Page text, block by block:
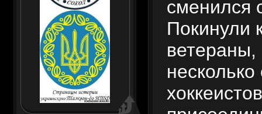
сменился
Покинули
ветераны,